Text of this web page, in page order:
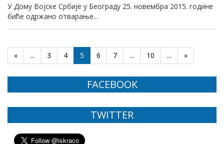
У Дому Војске Србије у Београду 25. новембра 2015. године
биће одржано отварање...
« ... 3 4 5 6 7 ... 10 ... »
FACEBOOK
TWITTER